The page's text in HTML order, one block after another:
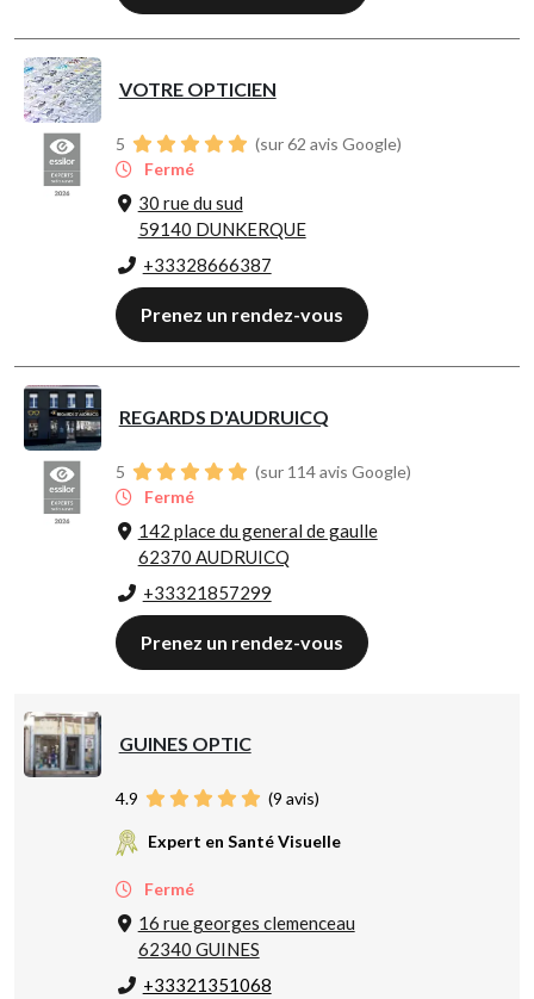
VOTRE OPTICIEN
5
(sur 62 avis Google)
Fermé
30 rue du sud
59140 DUNKERQUE
+33328666387
Prenez un rendez-vous
REGARDS D'AUDRUICQ
5
(sur 114 avis Google)
Fermé
142 place du general de gaulle
62370 AUDRUICQ
+33321857299
Prenez un rendez-vous
GUINES OPTIC
4.9 (9 avis)
Expert en Santé Visuelle
Fermé
16 rue georges clemenceau
62340 GUINES
+33321351068